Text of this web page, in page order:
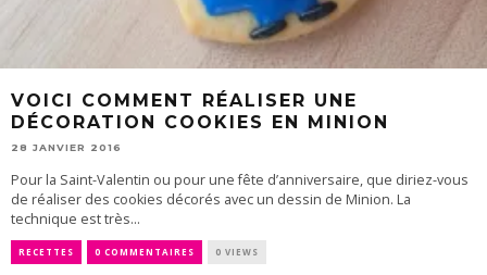
VOICI COMMENT RÉALISER UNE
DÉCORATION COOKIES EN MINION
28 JANVIER 2016
Pour la Saint-Valentin ou pour une fête d’anniversaire, que diriez-vous
de réaliser des cookies décorés avec un dessin de Minion. La
technique est très...
RECETTES 0 COMMENTAIRES 0 VIEWS